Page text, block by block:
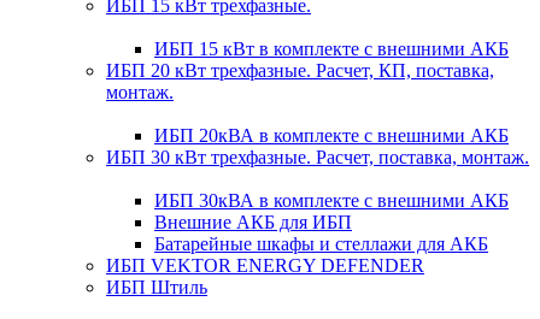
ИБП 15 кВт трехфазные.
ИБП 15 кВт в комплекте с внешними АКБ
ИБП 20 кВт трехфазные. Расчет, КП, поставка,
монтаж.
ИБП 20кВА в комплекте с внешними АКБ
ИБП 30 кВт трехфазные. Расчет, поставка, монтаж.
ИБП 30кВА в комплекте с внешними АКБ
Внешние АКБ для ИБП
Батарейные шкафы и стеллажи для АКБ
ИБП VEKTOR ENERGY DEFENDER
ИБП Штиль